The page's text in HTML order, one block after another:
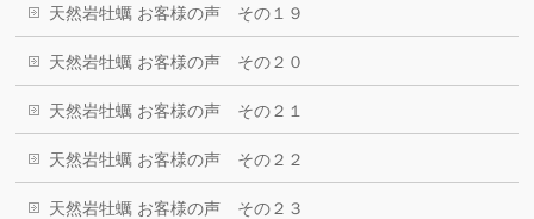
天然岩牡蠣 お客様の声 その１９
天然岩牡蠣 お客様の声 その２０
天然岩牡蠣 お客様の声 その２１
天然岩牡蠣 お客様の声 その２２
天然岩牡蠣 お客様の声 その２３